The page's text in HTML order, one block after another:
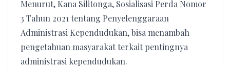
Menurut, Kana Silitonga, Sosialisasi Perda Nomor
3 Tahun 2021 tentang Penyelenggaraan
Administrasi Kependudukan, bisa menambah
pengetahuan masyarakat terkait pentingnya
administrasi kependudukan.